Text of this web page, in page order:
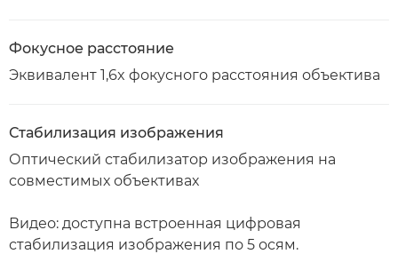
Фокусное расстояние
Эквивалент 1,6x фокусного расстояния объектива
Стабилизация изображения
Оптический стабилизатор изображения на
совместимых объективах
Видео: доступна встроенная цифровая
стабилизация изображения по 5 осям.